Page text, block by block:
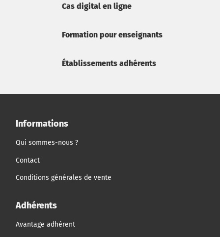
Cas digital en ligne
Formation pour enseignants
Établissements adhérents
Informations
Qui sommes-nous ?
Contact
Conditions générales de vente
Adhérents
Avantage adhérent